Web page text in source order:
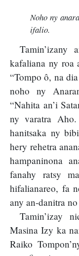
Noho ny
ifalio.
Tamin’izany
kafaliana ny roa
“Tompo ô, na
noho ny
“Nahita an’i
ny varatra
hanitsaka ny
hery rehetra
hampaninona
fanahy ratsy
hifalianareo, fa
any an-danitra
Tamin’izay
Masina Izy ka
Raiko